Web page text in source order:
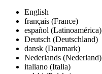
English
français (France)
español (Latinoamérica)
Deutsch (Deutschland)
dansk (Danmark)
Nederlands (Nederland)
italiano (Italia)